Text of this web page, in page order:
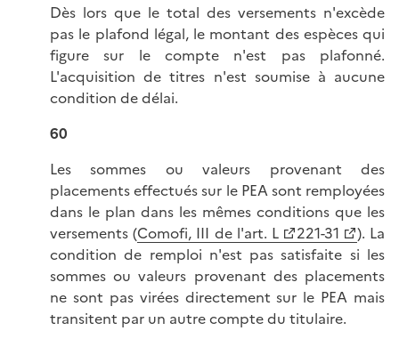
Dès lors que le total des versements n'excède
pas le plafond légal, le montant des espèces qui
figure sur le compte n'est pas plafonné.
L'acquisition de titres n'est soumise à aucune
condition de délai.
60
Les sommes ou valeurs provenant des
placements effectués sur le PEA sont remployées
dans le plan dans les mêmes conditions que les
versements (Comofi, III de l'art. L 221-31
). La
condition de remploi n'est pas satisfaite si les
sommes ou valeurs provenant des placements
ne sont pas virées directement sur le PEA mais
transitent par un autre compte du titulaire.